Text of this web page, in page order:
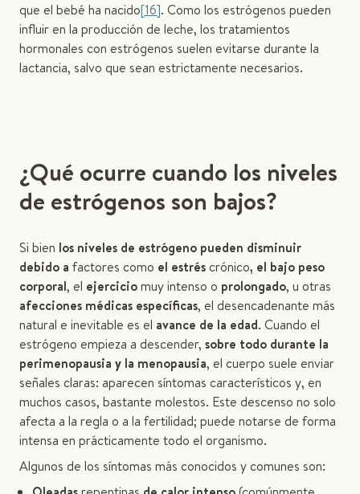
que el bebé ha nacido[16]. Como los estrógenos pueden
influir en la producción de leche, los tratamientos
hormonales con estrógenos suelen evitarse durante la
lactancia, salvo que sean estrictamente necesarios.
¿Qué ocurre cuando los niveles
de estrógenos son bajos?
Si bien los niveles de estrógeno pueden disminuir
debido a factores como el estréscrónico, el bajo peso
corporal, el ejerciciomuy intenso o prolongado, u otras
afecciones médicas específicas, el desencadenante más
natural e inevitable es el avance de la edad. Cuando el
estrógeno empieza a descender, sobre todo durante la
perimenopausia y la menopausia, el cuerpo suele enviar
señales claras: aparecen síntomas característicos y, en
muchos casos, bastante molestos. Este descenso no solo
afecta a la regla o a la fertilidad; puede notarse de forma
intensa en prácticamente todo el organismo.
Algunos de los síntomas más conocidos y comunes son: